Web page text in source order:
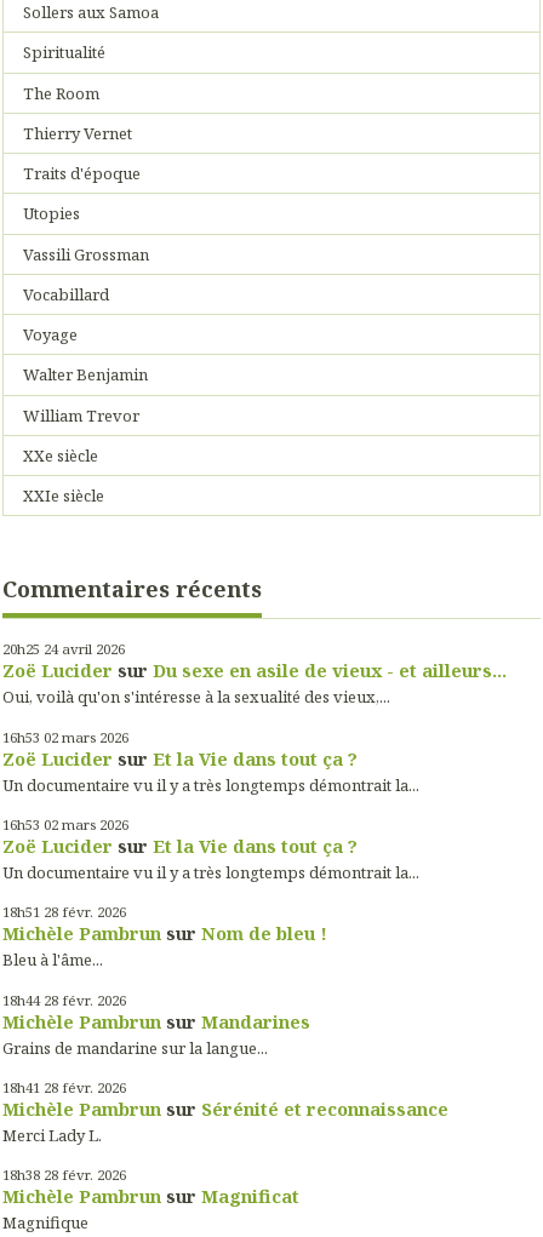
Sollers aux Samoa
Spiritualité
The Room
Thierry Vernet
Traits d'époque
Utopies
Vassili Grossman
Vocabillard
Voyage
Walter Benjamin
William Trevor
XXe siècle
XXIe siècle
Commentaires récents
20h25 24 avril 2026
Zoë Lucider sur Du sexe en asile de vieux - et ailleurs...
Oui, voilà qu'on s'intéresse à la sexualité des vieux,...
16h53 02 mars 2026
Zoë Lucider sur Et la Vie dans tout ça ?
Un documentaire vu il y a très longtemps démontrait la...
16h53 02 mars 2026
Zoë Lucider sur Et la Vie dans tout ça ?
Un documentaire vu il y a très longtemps démontrait la...
18h51 28 févr. 2026
Michèle Pambrun sur Nom de bleu !
Bleu à l'âme...
18h44 28 févr. 2026
Michèle Pambrun sur Mandarines
Grains de mandarine sur la langue...
18h41 28 févr. 2026
Michèle Pambrun sur Sérénité et reconnaissance
Merci Lady L.
18h38 28 févr. 2026
Michèle Pambrun sur Magnificat
Magnifique